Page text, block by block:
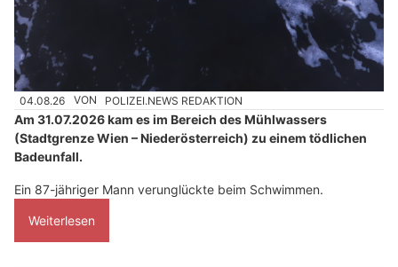
04.08.26 VON POLIZEI.NEWS REDAKTION
Am 31.07.2026 kam es im Bereich des Mühlwassers
(Stadtgrenze Wien – Niederösterreich) zu einem tödlichen
Badeunfall.
Ein 87-jähriger Mann verunglückte beim Schwimmen.
Weiterlesen